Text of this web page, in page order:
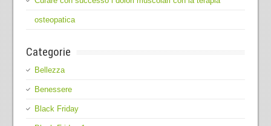
osteopatica
Categorie
Bellezza
Benessere
Black Friday